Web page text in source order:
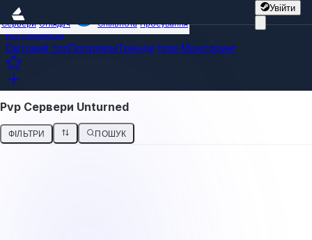
Увійти
Сервери Оглядач Спільнота Просування
Всі сервери
Світовий топПопулярніТренди Нові Моніторинг
Pvp Сервери Unturned
ФІЛЬТРИ ПОШУК